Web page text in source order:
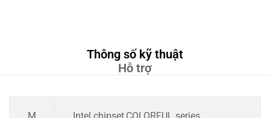
Thông số kỹ thuật
Hỗ trợ